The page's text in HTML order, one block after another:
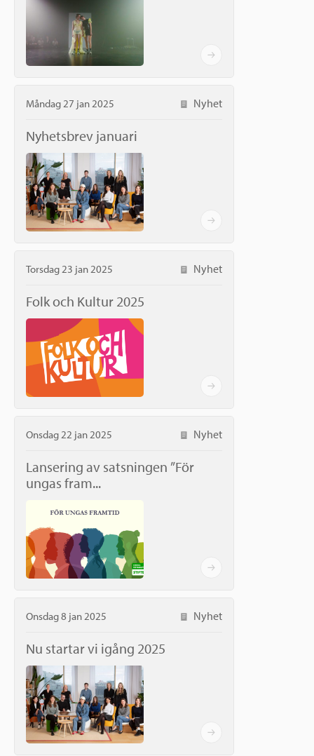
Måndag 27 jan 2025 Nyhet
Nyhetsbrev januari
Torsdag 23 jan 2025 Nyhet
Folk och Kultur 2025
Onsdag 22 jan 2025 Nyhet
Lansering av satsningen ”För
ungas fram...
Onsdag 8 jan 2025 Nyhet
Nu startar vi igång 2025